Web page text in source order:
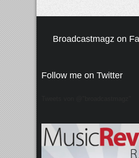
Broadcastmagz on
Follow me on Twitter